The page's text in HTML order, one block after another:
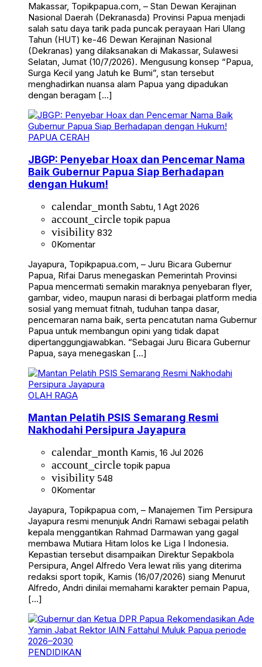
Makassar, Topikpapua.com, – Stan Dewan Kerajinan
Nasional Daerah (Dekranasda) Provinsi Papua menjadi
salah satu daya tarik pada puncak perayaan Hari Ulang
Tahun (HUT) ke-46 Dewan Kerajinan Nasional
(Dekranas) yang dilaksanakan di Makassar, Sulawesi
Selatan, Jumat (10/7/2026). Mengusung konsep “Papua,
Surga Kecil yang Jatuh ke Bumi”, stan tersebut
menghadirkan nuansa alam Papua yang dipadukan
dengan beragam […]
PAPUA CERAH
JBGP: Penyebar Hoax dan Pencemar Nama
Baik Gubernur Papua Siap Berhadapan
dengan Hukum!
calendar_month Sabtu, 1 Agt 2026
account_circle topik papua
visibility 832
0Komentar
Jayapura, Topikpapua.com, – Juru Bicara Gubernur
Papua, Rifai Darus menegaskan Pemerintah Provinsi
Papua mencermati semakin maraknya penyebaran flyer,
gambar, video, maupun narasi di berbagai platform media
sosial yang memuat fitnah, tuduhan tanpa dasar,
pencemaran nama baik, serta pencatutan nama Gubernur
Papua untuk membangun opini yang tidak dapat
dipertanggungjawabkan. “Sebagai Juru Bicara Gubernur
Papua, saya menegaskan […]
OLAH RAGA
Mantan Pelatih PSIS Semarang Resmi
Nakhodahi Persipura Jayapura
calendar_month Kamis, 16 Jul 2026
account_circle topik papua
visibility 548
0Komentar
Jayapura, Topikpapua com, – Manajemen Tim Persipura
Jayapura resmi menunjuk Andri Ramawi sebagai pelatih
kepala menggantikan Rahmad Darmawan yang gagal
membawa Mutiara Hitam lolos ke Liga I Indonesia.
Kepastian tersebut disampaikan Direktur Sepakbola
Persipura, Angel Alfredo Vera lewat rilis yang diterima
redaksi sport topik, Kamis (16/07/2026) siang Menurut
Alfredo, Andri dinilai memahami karakter pemain Papua,
[…]
PENDIDIKAN